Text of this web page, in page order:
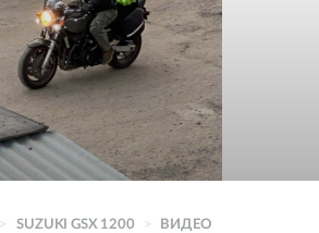
> SUZUKI GSX 1200 > ВИДЕО